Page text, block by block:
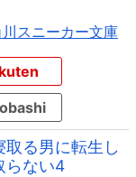
スニーカー文庫
る男に転生し
らない4